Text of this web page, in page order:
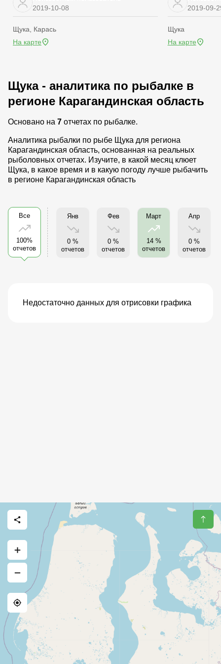
2019-10-08
Щука, Карась
На карте
2019-09-
Щука
На карте
Щука - аналитика по рыбалке в
регионе Карагандинская область
Основано на 7 отчетах по рыбалке.
Аналитика рыбалки по рыбе Щука для региона
Карагандинская область, основанная на реальных
рыболовных отчетах. Изучите, в какой месяц клюет
Щука, в какое время и в какую погоду лучше рыбачить
в регионе Карагандинская область
Все
100%
отчетов
Янв
0 %
отчетов
Фев
0 %
отчетов
Март
14 %
отчетов
Апр
0 %
отчетов
Недостаточно данных для отрисовки графика